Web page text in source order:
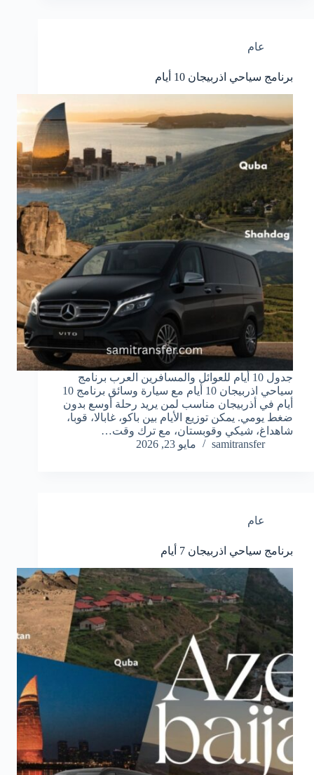
عام
برنامج سياحي اذربيجان 10 أيام
جدول 10 أيام للعوائل والمسافرين العرب برنامج
سياحي اذربيجان 10 أيام مع سيارة وسائق برنامج 10
أيام في أذربيجان مناسب لمن يريد رحلة أوسع بدون
ضغط يومي. يمكن توزيع الأيام بين باكو، غابالا، قوبا،
شاهداغ، شيكي وقوبستان، مع ترك وقت…
samitransfer
مايو 23, 2026
عام
برنامج سياحي اذربيجان 7 أيام